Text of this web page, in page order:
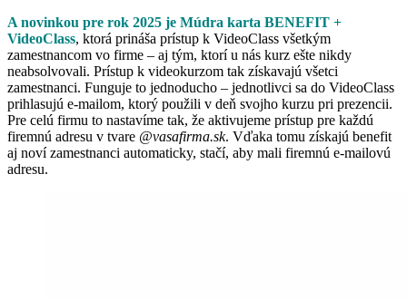
A novinkou pre rok 2025 je Múdra karta BENEFIT +
VideoClass, ktorá prináša prístup k VideoClass všetkým
zamestnancom vo firme – aj tým, ktorí u nás kurz ešte nikdy
neabsolvovali. Prístup k videokurzom tak získavajú všetci
zamestnanci. Funguje to jednoducho – jednotlivci sa do VideoClass
prihlasujú e-mailom, ktorý použili v deň svojho kurzu pri prezencii.
Pre celú firmu to nastavíme tak, že aktivujeme prístup pre každú
firemnú adresu v tvare @vasafirma.sk. Vďaka tomu získajú benefit
aj noví zamestnanci automaticky, stačí, aby mali firemnú e-mailovú
adresu.